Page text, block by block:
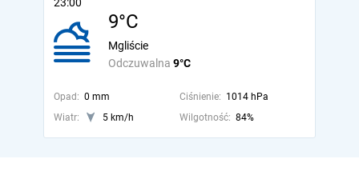
9°C
Odczuwalna 9°C
Mgliście
Opad: 0 mm Ciśnienie: 1014 hPa
Wiatr:
5 km/h Wilgotność: 84%